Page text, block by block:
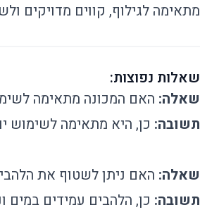
מתאימה לגילוף, קווים מדויקים
שאלות נפוצות:
שאלה: האם המכונה מתאימה
תשובה: כן, היא מתאימה לשימוש
שאלה: האם ניתן לשטוף את
תשובה: כן, הלהבים עמידים במים